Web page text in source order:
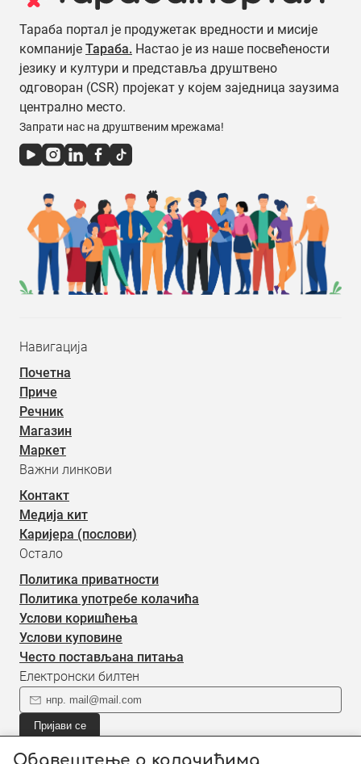
Тараба портал је продужетак вредности и мисије
компаније Тараба. Настао је из наше посвећености
језику и култури и представља друштвено
одговоран (CSR) пројекат у којем заједница заузима
централно место.
Запрати нас на друштвеним мрежама!
Навигација
Почетна
Приче
Речник
Магазин
Маркет
Важни линкови
Контакт
Медија кит
Каријера (послови)
Остало
Политика приватности
Политика употребе колачића
Услови коришћења
Услови куповине
Често постављана питања
Електронски билтен
Пријави се